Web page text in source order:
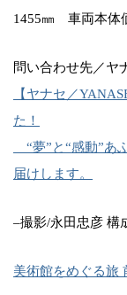
1455㎜ 車両本体
問い合わせ先／ヤ
【ヤナセ／
た！
“夢”と“感動”あ
届けします。
–撮影/永田忠彦 構
美術館をめぐる旅